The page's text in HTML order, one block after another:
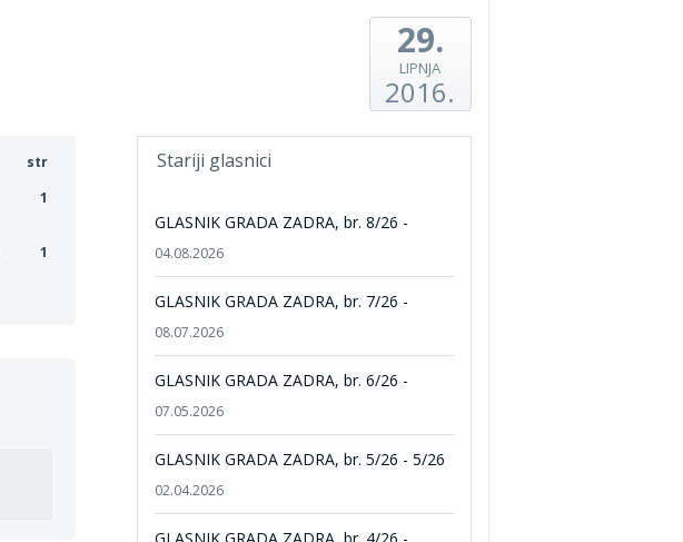
29.
LIPNJA
2016.
str
1
1
Stariji glasnici
GLASNIK GRADA ZADRA, br. 8/26 -
04.08.2026
GLASNIK GRADA ZADRA, br. 7/26 -
08.07.2026
GLASNIK GRADA ZADRA, br. 6/26 -
07.05.2026
GLASNIK GRADA ZADRA, br. 5/26 - 5/26
02.04.2026